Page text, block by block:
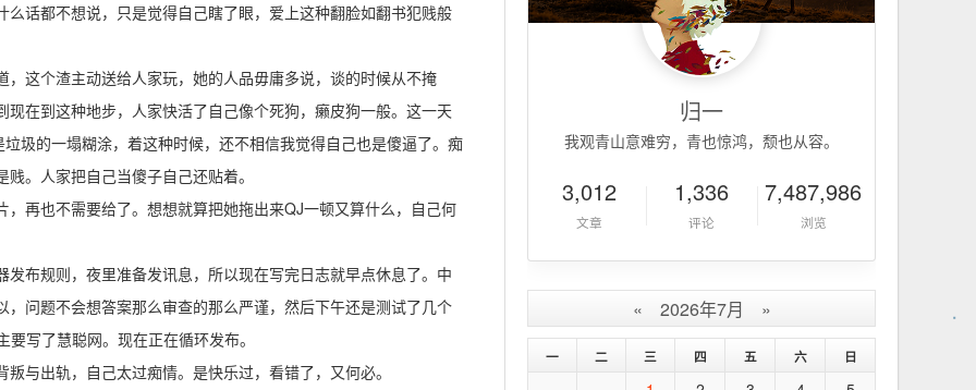
话都不想说，只是觉得自己瞎了眼，爱上这种翻脸如翻书犯贱般
这个渣主动送给人家玩，她的人品毋庸多说，谈的时候从不掩
在到这种地步，人家快活了自己像个死狗，癞皮狗一般。这一天
圾的一塌糊涂，着这种时候，还不相信我觉得自己也是傻逼了。痴
。人家把自己当傻子自己还贴着。
再也不需要给了。想想就算把她拖出来QJ一顿又算什么，自己何
布规则，夜里准备发讯息，所以现在写完日志就早点休息了。中
问题不会想答案那么审查的那么严谨，然后下午还是测试了几个
要写了慧聪网。现在正在循环发布。
与出轨，自己太过痴情。是快乐过，看错了，又何必。
归一
我观青山意难穷，青也惊鸿，颓也从容。
3,012
文章
1,336
评论
7,487,986
浏览
« 2026年7月 »
一 二 三 四 五 六 日